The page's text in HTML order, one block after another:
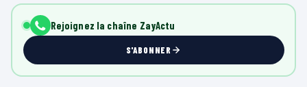
Rejoignez la chaîne ZayActu
S'ABONNER